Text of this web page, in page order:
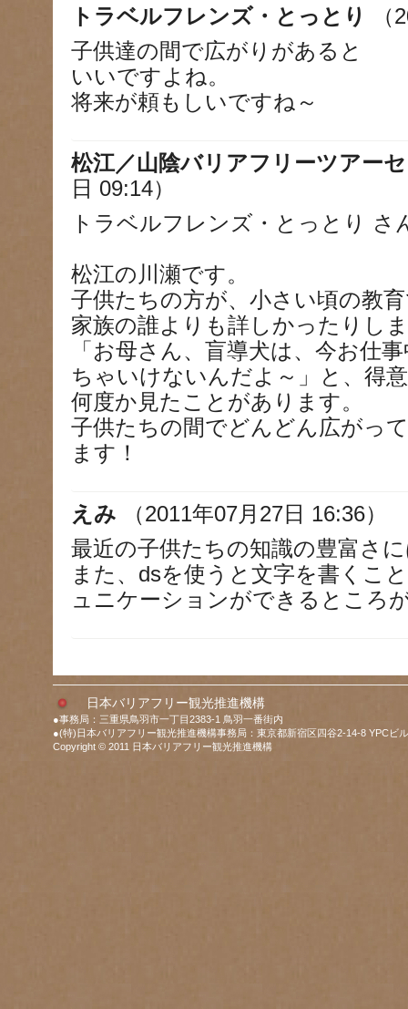
トラベルフレンズ・とっとり
子供達の間で広がりがあると
いいですよね。
将来が頼もしいですね～
松江／山陰バリアフリーツアー
日 09:14）
トラベルフレンズ・とっとり さ
松江の川瀬です。
子供たちの方が、小さい頃の教
家族の誰よりも詳しかったりし
「お母さん、盲導犬は、今お仕
ちゃいけないんだよ～」と、得
何度か見たことがあります。
子供たちの間でどんどん広がっ
ます！
えみ
（2011年07月27日 16:36）
最近の子供たちの知識の豊富さ
また、dsを使うと文字を書くこ
ュニケーションができるところ
日本バリアフリー観光推進機構
●事務局：三重県鳥羽市一丁目2383-1 鳥羽一番街内
●(特)日本バリアフリー観光推進機構事務局：東京都新宿区四谷2-14-8 YPCビ
Copyright © 2011 日本バリアフリー観光推進機構